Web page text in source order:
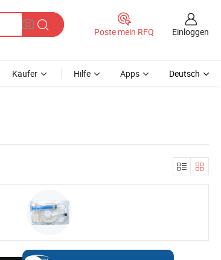
Poste mein RFQ Einloggen
Käufer Hilfe Apps Deutsch